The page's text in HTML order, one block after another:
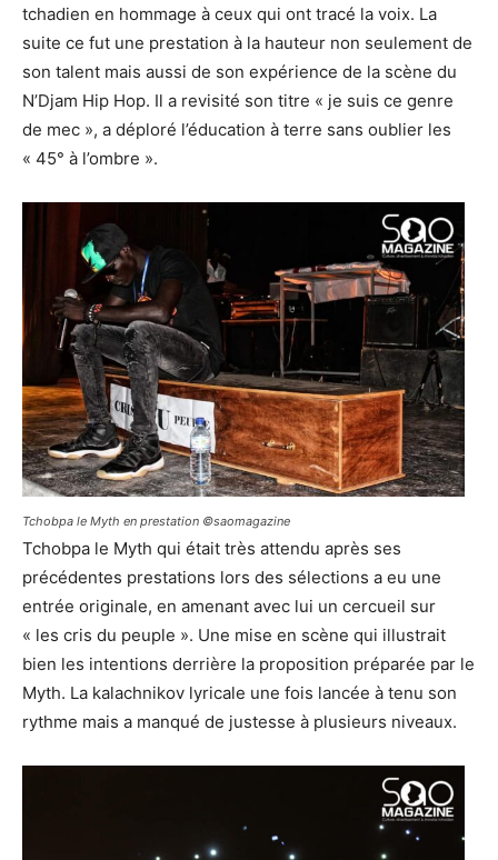
tchadien en hommage à ceux qui ont tracé la voix. La
suite ce fut une prestation à la hauteur non seulement de
son talent mais aussi de son expérience de la scène du
N’Djam Hip Hop. Il a revisité son titre « je suis ce genre
de mec », a déploré l’éducation à terre sans oublier les
« 45° à l’ombre ».
Tchobpa le Myth en prestation ©saomagazine
Tchobpa le Myth qui était très attendu après ses
précédentes prestations lors des sélections a eu une
entrée originale, en amenant avec lui un cercueil sur
« les cris du peuple ». Une mise en scène qui illustrait
bien les intentions derrière la proposition préparée par le
Myth. La kalachnikov lyricale une fois lancée à tenu son
rythme mais a manqué de justesse à plusieurs niveaux.